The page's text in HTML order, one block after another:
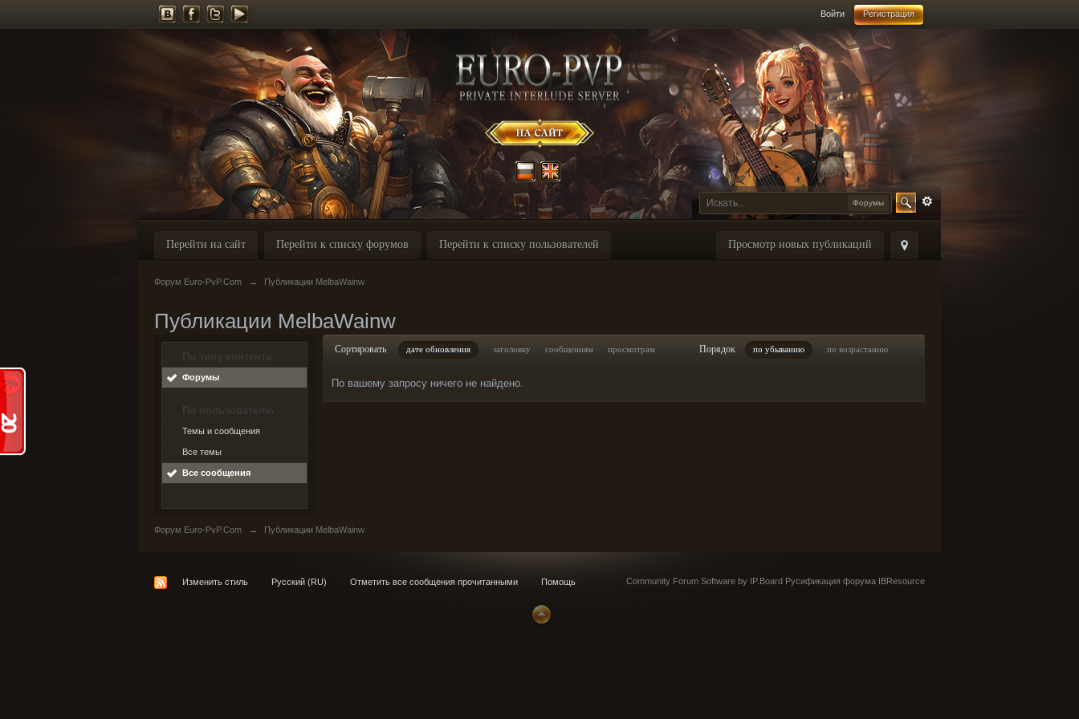
Войти Регистрация
Форумы
Просмотр новых публикаций
Перейти на сайт Перейти к списку форумов Перейти к списку пользователей
Форум Euro-PvP.Com → Публикации MelbaWainw
Публикации MelbaWainw
По типу контента
Форумы
По пользователю
Темы и сообщения
Все темы
Все сообщения
Сортировать дате обновления заголовку сообщениям просмотрам Порядок по убыванию по возрастанию
По вашему запросу ничего не найдено.
Форум Euro-PvP.Com → Публикации MelbaWainw
Изменить стиль Русский (RU) Отметить все сообщения прочитанными Помощь Community Forum Software by IP.Board Русификация форума IBResource